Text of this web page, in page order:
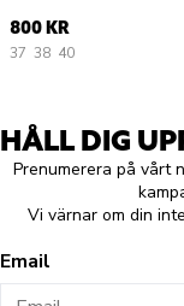
800 KR
37 38 40
HÅLL DIG
Prenumerera på vårt
Vi värnar om din
Email